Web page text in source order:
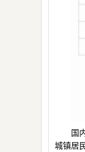
国
城镇居